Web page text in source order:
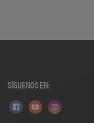
SÍGUENOS EN: